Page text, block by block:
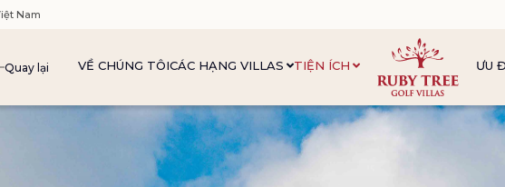
Nam
Quay lại VỀ CHÚNG TÔICÁC HẠNG VILLAS TIỆN ÍCH ƯU